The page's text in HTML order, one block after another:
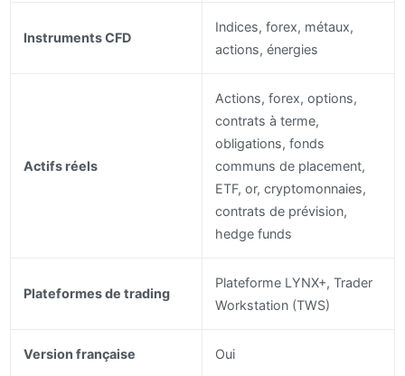
Instruments CFD
Indices, forex, métaux,
actions, énergies
Actifs réels
Actions, forex, options,
contrats à terme,
obligations, fonds
communs de placement,
ETF, or, cryptomonnaies,
contrats de prévision,
hedge funds
Plateformes de trading
Plateforme LYNX+, Trader
Workstation (TWS)
Version française Oui